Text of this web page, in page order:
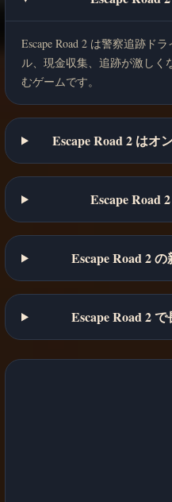
Escape Road 2 は警察追跡ド
ル、現金収集、追跡が激しく
むゲームです。
Escape Road 2 はオ
Escape Road
Escape Road 2
Escape Road 2